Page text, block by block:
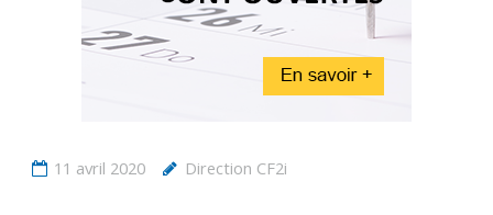
11 avril 2020 Direction CF2i